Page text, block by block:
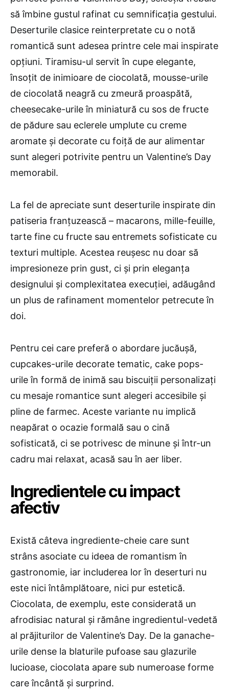
să îmbine gustul rafinat cu semnificația gestului.
Deserturile clasice reinterpretate cu o notă
romantică sunt adesea printre cele mai inspirate
opțiuni. Tiramisu-ul servit în cupe elegante,
însoțit de inimioare de ciocolată, mousse-urile
de ciocolată neagră cu zmeură proaspătă,
cheesecake-urile în miniatură cu sos de fructe
de pădure sau eclerele umplute cu creme
aromate și decorate cu foiță de aur alimentar
sunt alegeri potrivite pentru un Valentine’s Day
memorabil.
La fel de apreciate sunt deserturile inspirate din
patiseria franțuzească – macarons, mille-feuille,
tarte fine cu fructe sau entremets sofisticate cu
texturi multiple. Acestea reușesc nu doar să
impresioneze prin gust, ci și prin eleganța
designului și complexitatea execuției, adăugând
un plus de rafinament momentelor petrecute în
doi.
Pentru cei care preferă o abordare jucăușă,
cupcakes-urile decorate tematic, cake pops-
urile în formă de inimă sau biscuiții personalizați
cu mesaje romantice sunt alegeri accesibile și
pline de farmec. Aceste variante nu implică
neapărat o ocazie formală sau o cină
sofisticată, ci se potrivesc de minune și într-un
cadru mai relaxat, acasă sau în aer liber.
Ingredientele cu impact
afectiv
Există câteva ingrediente-cheie care sunt
strâns asociate cu ideea de romantism în
gastronomie, iar includerea lor în deserturi nu
este nici întâmplătoare, nici pur estetică.
Ciocolata, de exemplu, este considerată un
afrodisiac natural și rămâne ingredientul-vedetă
al prăjiturilor de Valentine’s Day. De la ganache-
urile dense la blaturile pufoase sau glazurile
lucioase, ciocolata apare sub numeroase forme
care încântă și surprind.